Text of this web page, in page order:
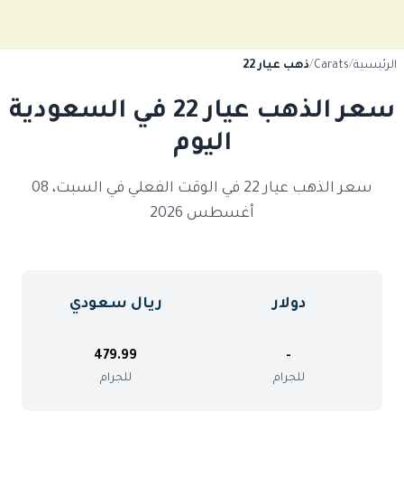
الرئيسية/
Carats
/ذهب عيار 22
سعر الذهب عيار 22 في السعودية
اليوم
سعر الذهب عيار 22 في الوقت الفعلي في السبت، 08
أغسطس 2026
دولار ريال سعودي
-
للجرام
479.99
للجرام